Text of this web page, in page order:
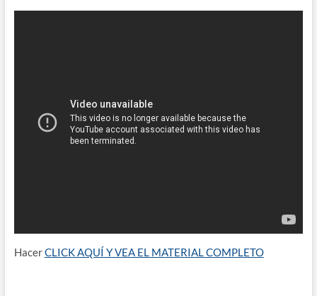
HacerCLICK AQUÍ Y VEA EL MATERIAL COMPLETO